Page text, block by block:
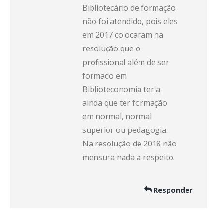
Bibliotecário de formação
não foi atendido, pois eles
em 2017 colocaram na
resolução que o
profissional além de ser
formado em
Biblioteconomia teria
ainda que ter formação
em normal, normal
superior ou pedagogia.
Na resolução de 2018 não
mensura nada a respeito.
Responder